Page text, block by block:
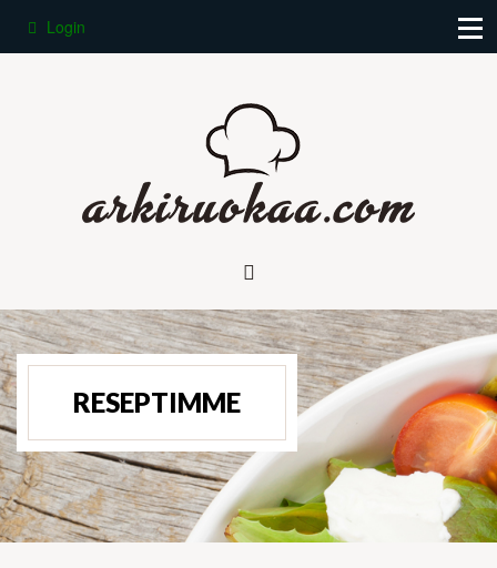
Login
RESEPTIMME